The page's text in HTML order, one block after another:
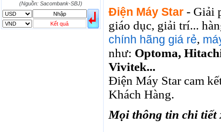
DKK
0
3531.88
INR
KRW
18.01
(Nguồn: Sacombank-SBJ)
Kết quả
Điện Máy Star - Giải
giáo dục, giải trí...
chính hãng giá rẻ,
như: Optoma,
Vivitek...
Điện Máy Star cam
Khách Hàng.
Mọi thông tin chi tiết